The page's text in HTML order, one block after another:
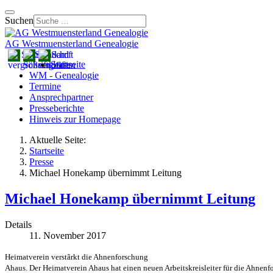
Suchen
AG Westmuensterland Genealogie
Startseite
WM - Genealogie
Termine
Ansprechpartner
Presseberichte
Hinweis zur Homepage
Aktuelle Seite:
Startseite
Presse
Michael Honekamp übernimmt Leitung
Michael Honekamp übernimmt Leitung
Details
11. November 2017
Heimatverein verstãrkt die Ahnenforschung
Ahaus. Der Heimatverein Ahaus hat einen neuen Arbeitskreisleiter für die